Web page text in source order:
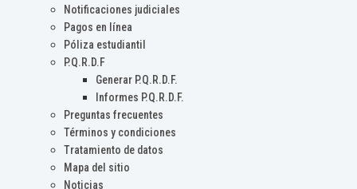
Notificaciones judiciales
Pagos en línea
Póliza estudiantil
P.Q.R.D.F
Generar P.Q.R.D.F.
Informes P.Q.R.D.F.
Preguntas frecuentes
Términos y condiciones
Tratamiento de datos
Mapa del sitio
Noticias